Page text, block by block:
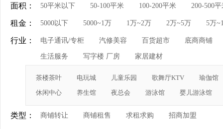
面积： 50平米以下 50-100平米 100-200平米 200-500
租金： 5000以下 5000~1万 1万~2万 2万~5万 5万
行业： 电子通讯/专柜 汽修美容 百货超市 底商商铺
生活服务 写字楼 厂房 家居建材
茶楼茶叶 电玩城 儿童乐园 歌舞厅KTV
瑜伽馆
休闲中心
养生馆 夜总会 游泳馆 婴儿游泳馆
类型： 商铺转让 商铺租售 求租求购 招商加盟